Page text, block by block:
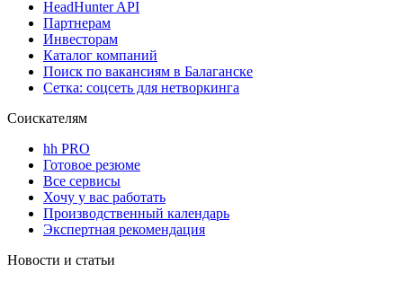
HeadHunter API
Партнерам
Инвесторам
Каталог компаний
Поиск по вакансиям в Балаганске
Сетка: соцсеть для нетворкинга
Соискателям
hh PRO
Готовое резюме
Все сервисы
Хочу у вас работать
Производственный календарь
Экспертная рекомендация
Новости и статьи